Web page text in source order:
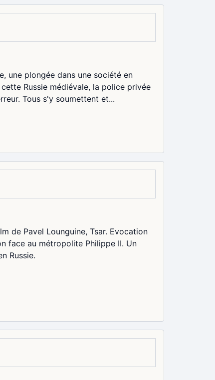
une plongée dans une société en
Russie médiévale, la police privée
Tous s'y soumettent et...
de Pavel Lounguine, Tsar. Evocation
face au métropolite Philippe II. Un
Russie.